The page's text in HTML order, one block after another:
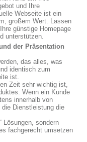
und Ihre
Webseite ist ein
großem Wert. Lassen
günstige Homepage
unterstützen.
der Präsentation
das alles, was
identisch zum
ist.
Zeit sehr wichtig ist,
Wenn ein Kunde
innerhalb von
Dienstleistung die
Lösungen, sondern
fachgerecht umsetzen